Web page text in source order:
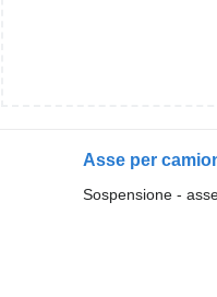
Asse per
Sospensione -